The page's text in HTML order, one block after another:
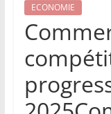
ECONOMIE